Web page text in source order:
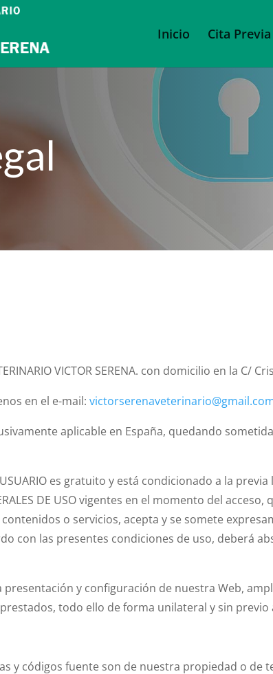
Inicio Cita Previa
VICTOR SERENA. con domicilio en la C/
en el e-mail:
aplicable en España, quedando
es gratuito y está condicionado a la
DE USO vigentes en el momento del
o servicios, acepta y se somete
con las presentes condiciones de uso, deberá
y configuración de nuestra Web,
todo ello de forma unilateral y sin previo
y códigos fuente son de nuestra propiedad o de